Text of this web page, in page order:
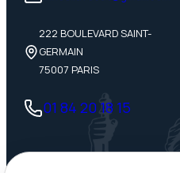
222 BOULEVARD SAINT-
GERMAIN
75007 PARIS
01 84 20 18 15